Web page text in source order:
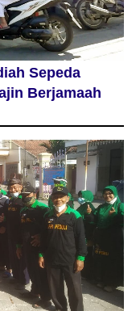
Sepeda
Berjamaah